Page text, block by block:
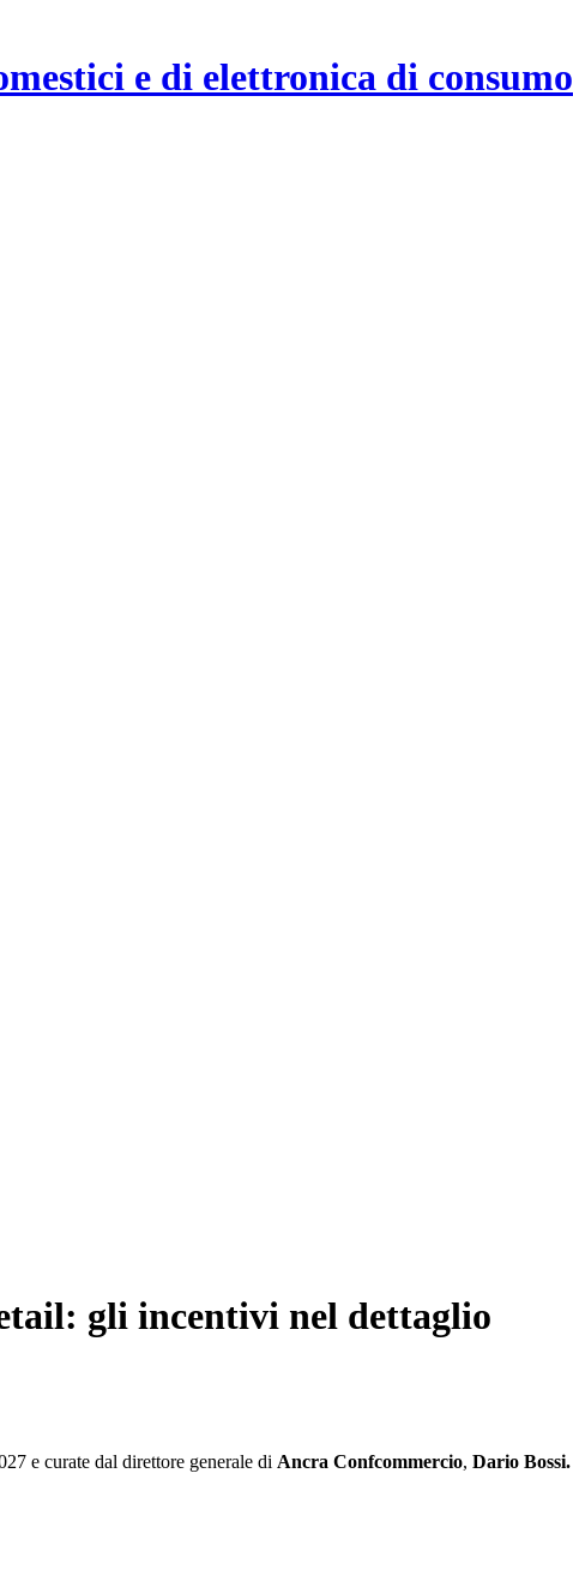
e di elettronica di consumo
gli incentivi nel dettaglio
e curate dal direttore generale di Ancra Confcommercio, Dario Bossi.